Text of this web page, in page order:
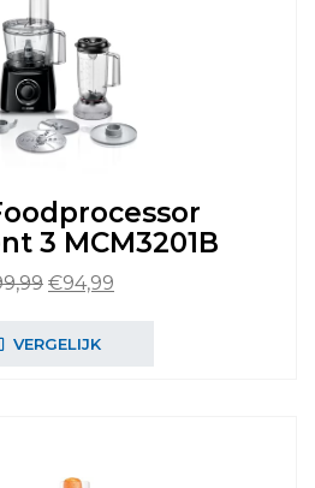
3 MCM3201B
Oorspronkelijke
was:
€94,99
VERGELIJK